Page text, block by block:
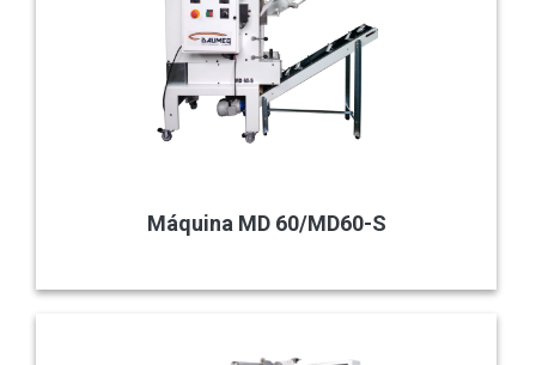
Máquina MD 60/MD60-S